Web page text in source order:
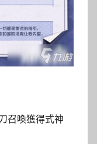
召喚獲得式神